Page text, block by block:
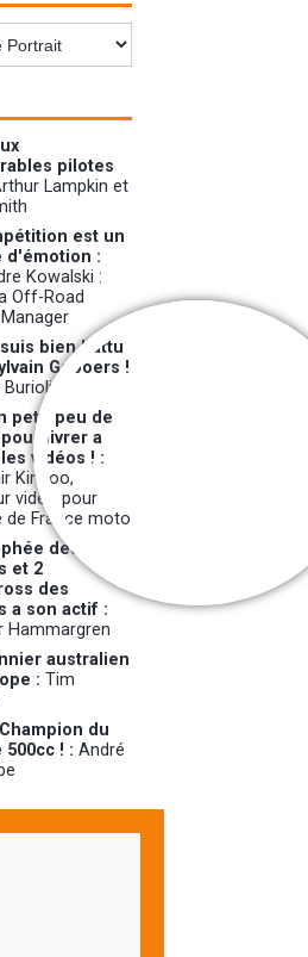
Interview
pilotes
Lampkin et
est un
d'émotion :
Kowalski :
Off-Road
bien battu
Geboers !
Burioli
petit peu de
livrer a
vidéos ! :
Kinnoo,
vidéo pour
de France moto
des
et 2
des
a son actif :
Hammargren
australien
:Tim
du
500cc ! :André